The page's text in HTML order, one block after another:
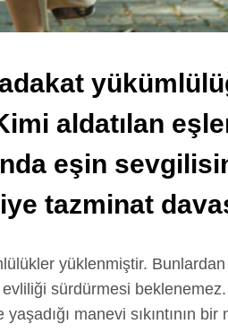
aldatılan
eşin
tazminat
yüklenmiştir.
sürdürmesi beklenemez.
manevi sıkıntının